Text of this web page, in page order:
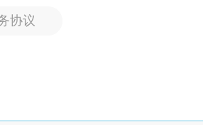
协议